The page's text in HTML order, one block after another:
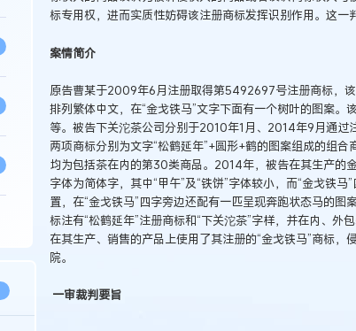
标专用权，进而实质性妨碍该注册商标发挥识别作用。这一
案情简介
原告曹某于2009年6月注册取得第5492697号注册商标，
排列繁体中文，在“金戈铁马”文字下面有一个树叶的图案
等。被告下关沱茶公司分别于2010年1月、2014年9月通
两项商标分别为文字“松鹤延年”+圆形+鹤的图案组成的组
均为包括茶在内的第30类商品。2014年，被告在其生产的
字体为简体字，其中“甲午”及“铁饼”字体较小，而“金戈铁
置，在“金戈铁马”四字旁边还配有一匹呈现奔跑状态马的
标注有“松鹤延年”注册商标和“下关沱茶”字样，并在内、
在其生产、销售的产品上使用了其注册的“金戈铁马”商标
院。
一审裁判要旨